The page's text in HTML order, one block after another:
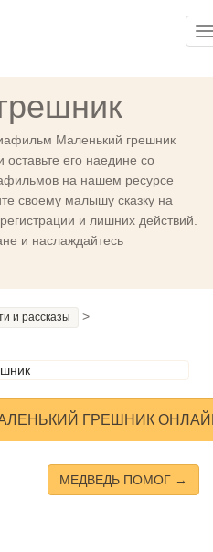
Маленький грешник
его наедине со
на нашем ресурсе
своему малышу сказку на
и лишних действий.
и наслаждайтесь
и рассказы >
ГРЕШНИК
МЕДВЕДЬ ПОМОГ →